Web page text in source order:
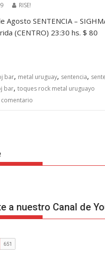
RISE!
Agosto SENTENCIA –
(CENTRO) 23:30 hs. $ 80
bar, metal uruguay, sentencia,
bar,toques rock metal uruguayo
comentario
a nuestro Canal de